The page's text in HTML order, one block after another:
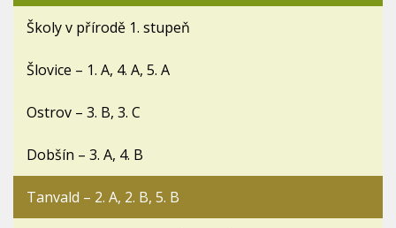
Školy v přírodě 1. stupeň
Šlovice – 1. A, 4. A, 5. A
Ostrov – 3. B, 3. C
Dobšín – 3. A, 4. B
Tanvald – 2. A, 2. B, 5. B